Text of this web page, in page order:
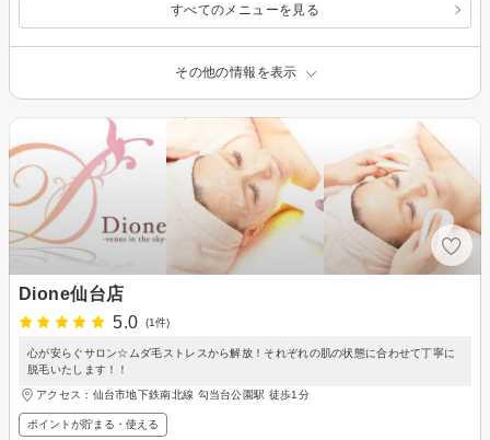
すべてのメニューを見る
その他の情報を表示
Dione仙台店
5.0
(1件)
心が安らぐサロン☆ムダ毛ストレスから解放！それぞれの肌の状態に合わせて丁寧に
脱毛いたします！！
アクセス：仙台市地下鉄南北線 勾当台公園駅 徒歩1分
ポイントが貯まる・使える